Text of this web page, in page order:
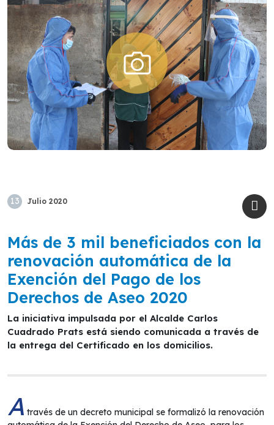
13 Julio 2020
Más de 3 mil beneficiados con la
renovación automática de la
Exención del Pago de los
Derechos de Aseo 2020
La iniciativa impulsada por el Alcalde Carlos
Cuadrado Prats está siendo comunicada a través de
la entrega del Certificado en los domicilios.
A través de un decreto municipal se formalizó la renovación